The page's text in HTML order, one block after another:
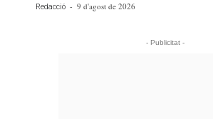
Redacció - 9 d'agost de 2026
- Publicitat -